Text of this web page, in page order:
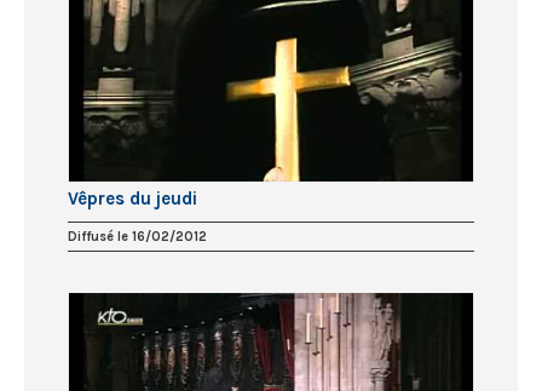
Vêpres du jeudi
Diffusé le 16/02/2012